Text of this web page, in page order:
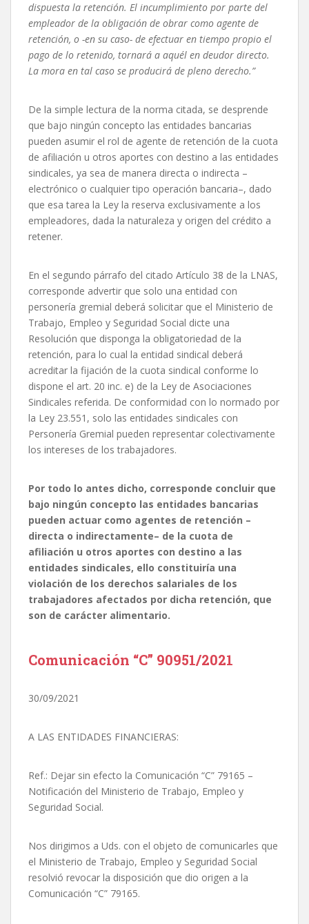
dispuesta la retención. El incumplimiento por parte del
empleador de la obligación de obrar como agente de
retención, o -en su caso- de efectuar en tiempo propio el
pago de lo retenido, tornará a aquél en deudor directo.
La mora en tal caso se producirá de pleno derecho.”
De la simple lectura de la norma citada, se desprende
que bajo ningún concepto las entidades bancarias
pueden asumir el rol de agente de retención de la cuota
de afiliación u otros aportes con destino a las entidades
sindicales, ya sea de manera directa o indirecta –
electrónico o cualquier tipo operación bancaria–, dado
que esa tarea la Ley la reserva exclusivamente a los
empleadores, dada la naturaleza y origen del crédito a
retener.
En el segundo párrafo del citado Artículo 38 de la LNAS,
corresponde advertir que solo una entidad con
personería gremial deberá solicitar que el Ministerio de
Trabajo, Empleo y Seguridad Social dicte una
Resolución que disponga la obligatoriedad de la
retención, para lo cual la entidad sindical deberá
acreditar la fijación de la cuota sindical conforme lo
dispone el art. 20 inc. e) de la Ley de Asociaciones
Sindicales referida. De conformidad con lo normado por
la Ley 23.551, solo las entidades sindicales con
Personería Gremial pueden representar colectivamente
los intereses de los trabajadores.
Por todo lo antes dicho, corresponde concluir que
bajo ningún concepto las entidades bancarias
pueden actuar como agentes de retención –
directa o indirectamente– de la cuota de
afiliación u otros aportes con destino a las
entidades sindicales, ello constituiría una
violación de los derechos salariales de los
trabajadores afectados por dicha retención, que
son de carácter alimentario.
Comunicación “C” 90951/2021
30/09/2021
A LAS ENTIDADES FINANCIERAS:
Ref.: Dejar sin efecto la Comunicación “C” 79165 –
Notificación del Ministerio de Trabajo, Empleo y
Seguridad Social.
Nos dirigimos a Uds. con el objeto de comunicarles que
el Ministerio de Trabajo, Empleo y Seguridad Social
resolvió revocar la disposición que dio origen a la
Comunicación “C” 79165.